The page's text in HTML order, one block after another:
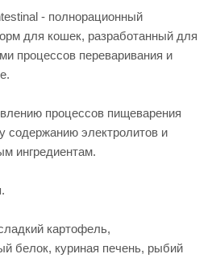
- полнорационный
для кошек, разработанный для
процессов переваривания и
процессов пищеварения
содержанию электролитов и
ингредиентам.
картофель,
белок, куриная печень, рыбий